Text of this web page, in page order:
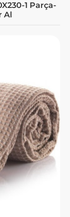
1 Parça-
Al